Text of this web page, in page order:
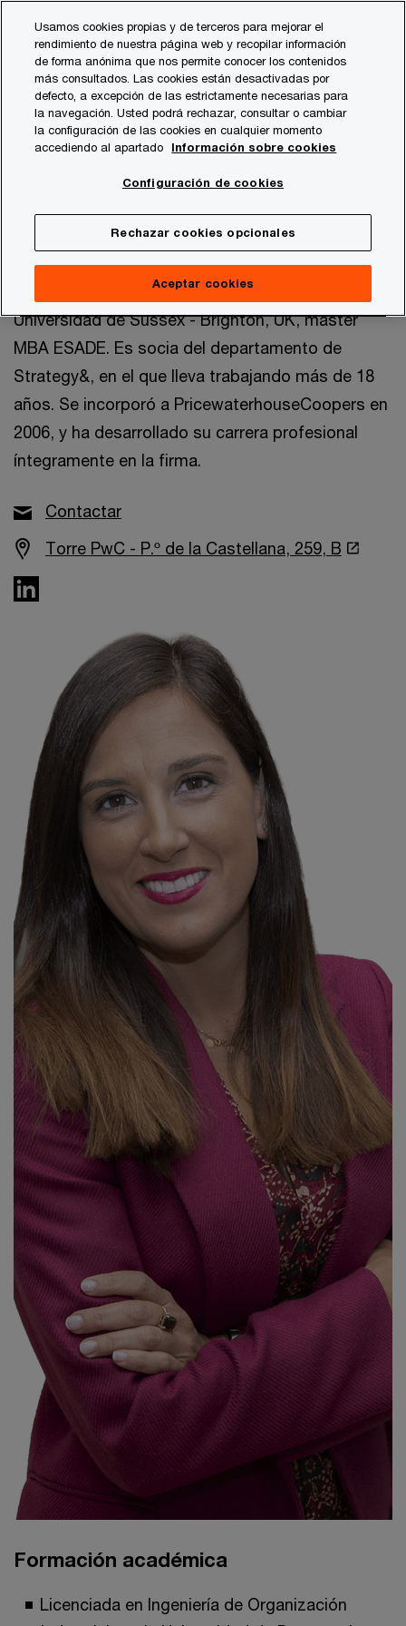
content
footer
Quiénes somos
Silvia Lacarra
Estrategia y network
Madrid, PwC España
Licenciada en Ingeniería de Organización
Industrial por la Universidad de Deusto y la
Universidad de Sussex - Brighton, UK, master
MBA ESADE. Es socia del departamento de
Strategy&, en el que lleva trabajando más de 18
años. Se incorporó a PricewaterhouseCoopers en
2006, y ha desarrollado su carrera profesional
íntegramente en la firma.
Contactar
Torre PwC - P.º de la Castellana, 259, B
Formación académica
Licenciada en Ingeniería de Organización
Usamos cookies propias y de terceros para mejorar el
rendimiento de nuestra página web y recopilar información
de forma anónima que nos permite conocer los contenidos
más consultados. Las cookies están desactivadas por
defecto, a excepción de las estrictamente necesarias para
la navegación. Usted podrá rechazar, consultar o cambiar
la configuración de las cookies en cualquier momento
accediendo al apartado
Información sobre cookies
Configuración de cookies
Rechazar cookies opcionales
Aceptar cookies